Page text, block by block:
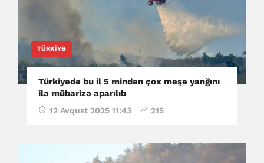
TÜRKIYƏ
Türkiyədə bu il 5 mindən çox meşə yanğını
ilə mübarizə aparılıb
12 Avqust 2025 11:43 215